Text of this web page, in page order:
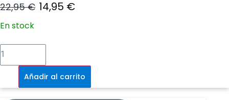
Game™ llevaban esperando mucho tiempo!
diseños de colores para cada Investigador.
Cabe un mazo completo de Investigador, incluso
con fundas.
22,95€ El
original
era:
22,95 €.
14,95 €El
es:
14,95 €.
En stock
Caja
mazo
-
cantidad
Añadir al carrito